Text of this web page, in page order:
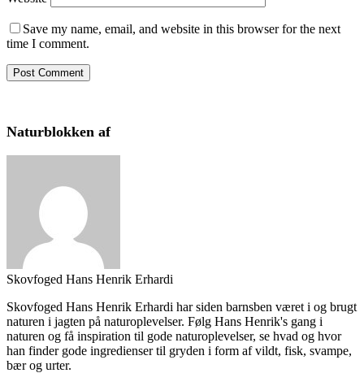
Save my name, email, and website in this browser for the next
time I comment.
Naturblokken af
Skovfoged Hans Henrik Erhardi
Skovfoged Hans Henrik Erhardi har siden barnsben været i og brugt
naturen i jagten på naturoplevelser. Følg Hans Henrik's gang i
naturen og få inspiration til gode naturoplevelser, se hvad og hvor
han finder gode ingredienser til gryden i form af vildt, fisk, svampe,
bær og urter.